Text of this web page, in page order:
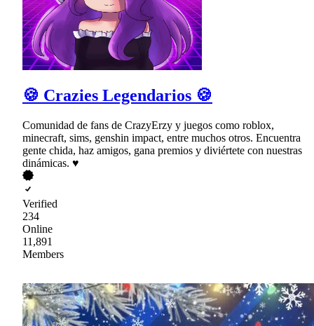
🍪 Crazies Legendarios 🍪
Comunidad de fans de CrazyErzy y juegos como roblox,
minecraft, sims, genshin impact, entre muchos otros. Encuentra
gente chida, haz amigos, gana premios y diviértete con nuestras
dinámicas. ♥
Verified
234
Online
11,891
Members